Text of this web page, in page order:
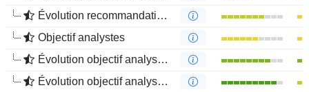
Évolution recommandations analystes 4 mois
Objectif analystes
Évolution objectif analystes 1 an
Évolution objectif analystes 4 mois